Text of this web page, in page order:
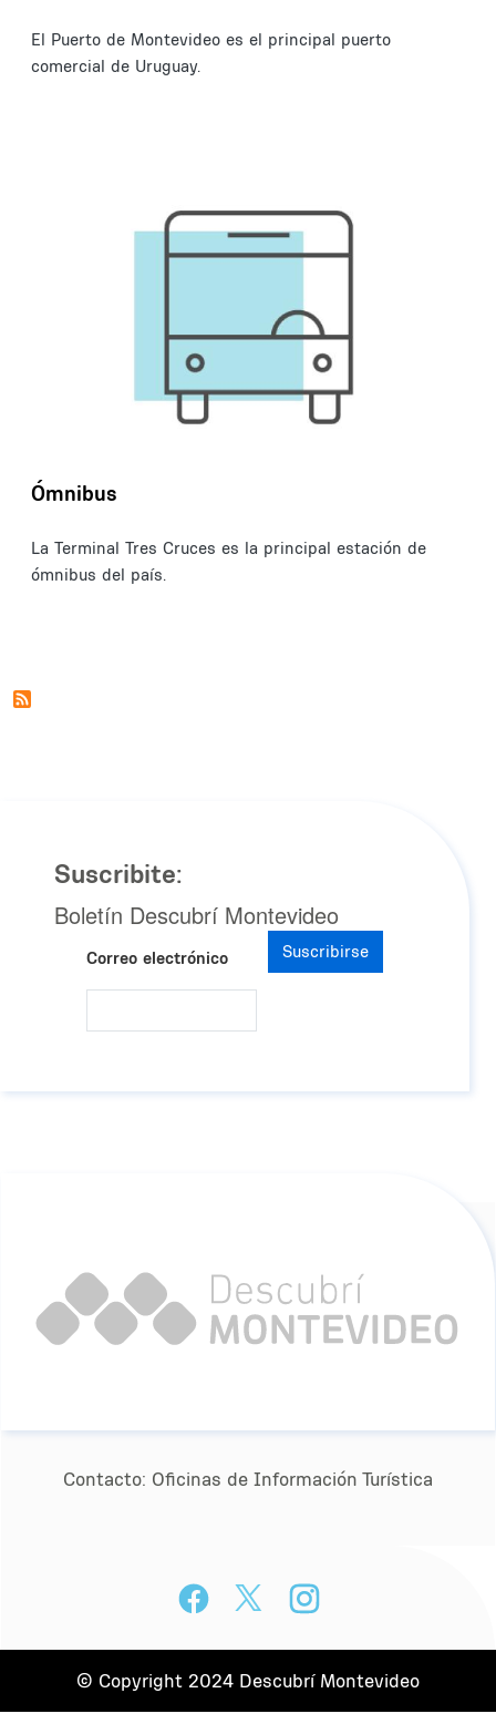
El Puerto de Montevideo es el principal puerto
comercial de Uruguay.
Ómnibus
La Terminal Tres Cruces es la principal estación de
ómnibus del país.
Suscribite:
Boletín Descubrí Montevideo
Correo electrónico Suscribirse
Contacto: Oﬁcinas de Información Turística
© Copyright 2024 Descubrí Montevideo